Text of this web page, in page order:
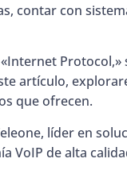
contar con
artículo,
que ofrecen.
líder en
VoIP de alta